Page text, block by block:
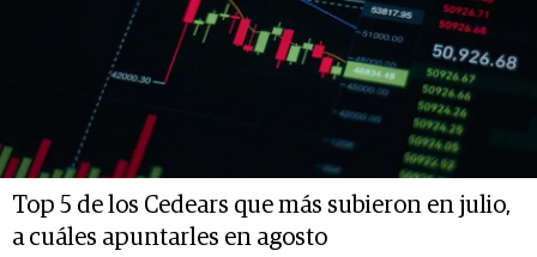
Top 5 de los Cedears que más subieron en julio,
a cuáles apuntarles en agosto